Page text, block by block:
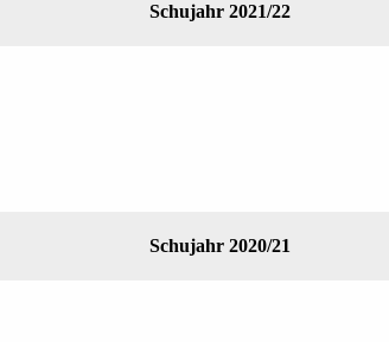
Schujahr 2021/22
Schujahr 2020/21